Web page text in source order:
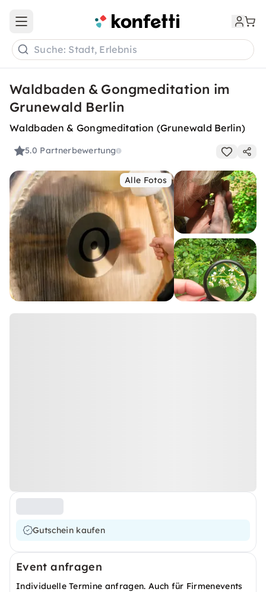
Open main menu
Suche: Stadt, Erlebnis
Waldbaden & Gongmeditation im
Grunewald Berlin
Waldbaden & Gongmeditation (Grunewald Berlin)
5.0 Partnerbewertung
Alle Fotos
Gutschein kaufen
Event anfragen
Individuelle Termine anfragen. Auch für Firmenevents